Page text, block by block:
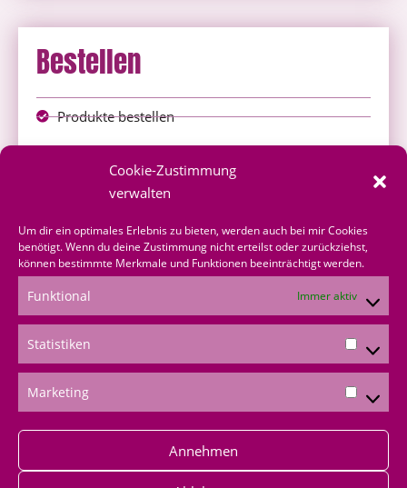
Cookie-Zustimmung
verwalten
Um dir ein optimales Erlebnis zu bieten, werden auch bei mir Cookies
benötigt. Wenn du deine Zustimmung nicht erteilst oder zurückziehst,
können bestimmte Merkmale und Funktionen beeinträchtigt werden.
Funktional Immer aktiv
Statistiken
Marketing
Annehmen
Bestellen
Produkte bestellen
über mich bestellen
Shoppingvorteil
Bestellformular
*Produktempfehlungen
*Als Amazon-Partner verdiene ich an qualifizierten
Verkäufen